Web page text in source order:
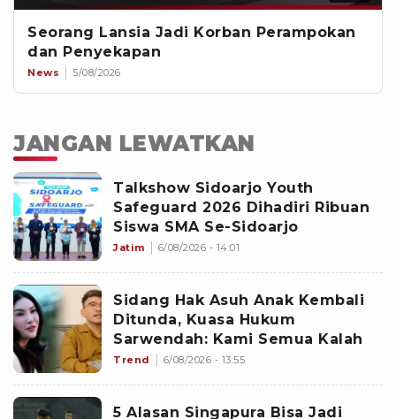
Seorang Lansia Jadi Korban Perampokan
dan Penyekapan
News 5/08/2026
JANGAN LEWATKAN
Talkshow Sidoarjo Youth
Safeguard 2026 Dihadiri Ribuan
Siswa SMA Se-Sidoarjo
Jatim 6/08/2026 - 14:01
Sidang Hak Asuh Anak Kembali
Ditunda, Kuasa Hukum
Sarwendah: Kami Semua Kalah
Trend 6/08/2026 - 13:55
5 Alasan Singapura Bisa Jadi